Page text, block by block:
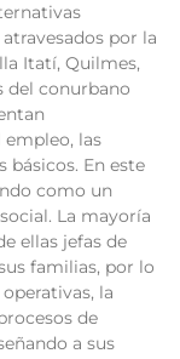
por la
Itatí, Quilmes,
del conurbano
las
básicos. En este
como un
La mayoría
ellas jefas de
familias, por lo
la
de
a sus